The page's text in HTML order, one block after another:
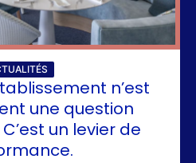
n’est
une question
un levier de